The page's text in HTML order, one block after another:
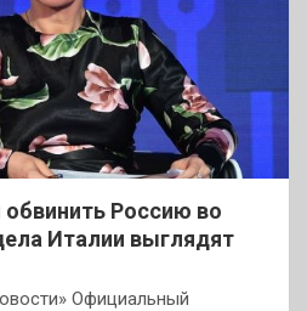
Россию во
Италии выглядят
Официальный